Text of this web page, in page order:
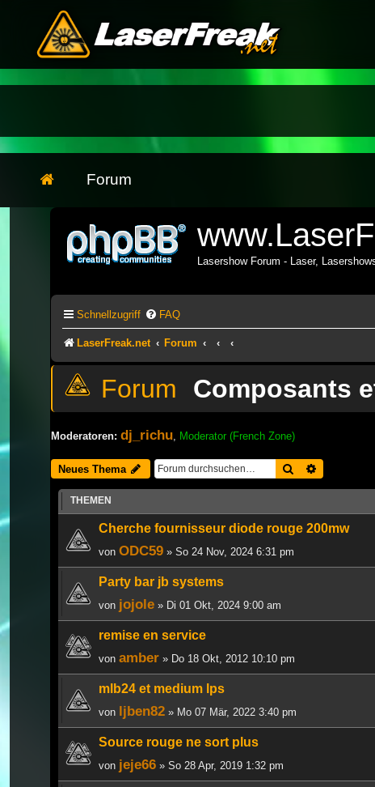
Forum
Lasershow Forum - Laser,
Schnellzugriff FAQ
LaserFreak.net Forum
Composants
Moderatoren: dj_richu Moderator (French Zone)
Neues Thema Suche
THEMEN
Cherche fournisseur diode rouge 200mw
von ODC59 » So 24 Nov, 2024 6:31 pm
Party bar jb systems
von jojole » Di 01 Okt, 2024 9:00 am
remise en service
von amber » Do 18 Okt, 2012 10:10 pm
mlb24 et medium lps
von ljben82 » Mo 07 Mär, 2022 3:40 pm
Source rouge ne sort plus
von jeje66 » So 28 Apr, 2019 1:32 pm